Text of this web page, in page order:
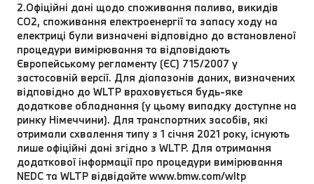
2.Офіційні дані щодо споживання палива, викидів
CO2, споживання електроенергії та запасу ходу на
електриці були визначені відповідно до встановленої
процедури вимірювання та відповідають
Європейському регламенту (ЄС) 715/2007 у
застосовній версії. Для діапазонів даних, визначених
відповідно до WLTP враховується будь-яке
додаткове обладнання (у цьому випадку доступне на
ринку Німеччини). Для транспортних засобів, які
отримали схвалення типу з 1 січня 2021 року, існують
лише офіційні дані згідно з WLTP. Для отримання
додаткової інформації про процедури вимірювання
NEDC та WLTP відвідайте www.bmw.com/wltp